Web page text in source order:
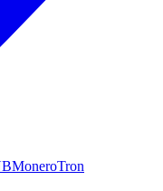
MoneroTron